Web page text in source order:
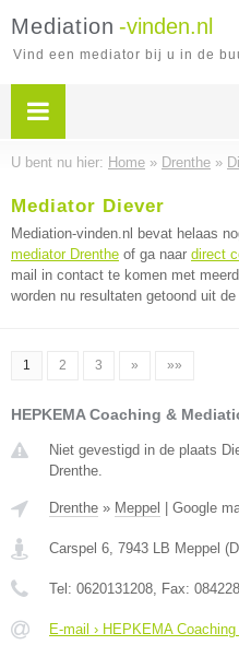
Mediation -vinden.nl
Vind een mediator bij u in de
U bent nu hier: Home » Drenthe »
Mediator Diever
Mediation-vinden.nl bevat helaas
mediator Drenthe of ga naar direct
mail in contact te komen met
worden nu resultaten getoond uit
1 2 3 » »»
HEPKEMA Coaching &
Niet gevestigd in de plaats
Drenthe.
Drenthe » Meppel Google
Carspel 6, 7943 LB Meppel (
Tel: 0620131208, Fax:
E-mail › HEPKEMA